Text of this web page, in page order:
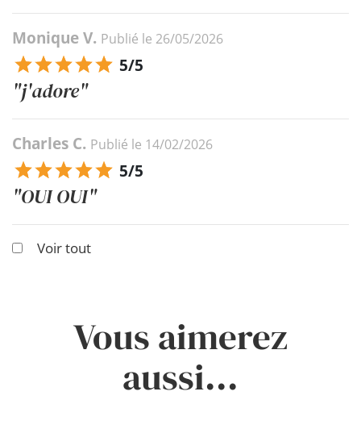
Monique V. Publié le 26/05/2026
5/5
"j'adore"
Charles C. Publié le 14/02/2026
5/5
"OUI OUI"
Voir tout
Vous aimerez
aussi...